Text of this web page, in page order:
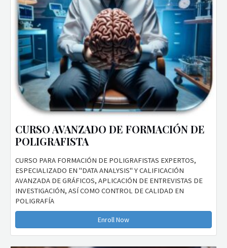
CURSO AVANZADO DE FORMACIÓN DE
POLIGRAFISTA
CURSO PARA FORMACIÓN DE POLIGRAFISTAS EXPERTOS,
ESPECIALIZADO EN "DATA ANALYSIS" Y CALIFICACIÓN
AVANZADA DE GRÁFICOS, APLICACIÓN DE ENTREVISTAS DE
INVESTIGACIÓN, ASÍ COMO CONTROL DE CALIDAD EN
POLIGRAFÍA
Enroll Now